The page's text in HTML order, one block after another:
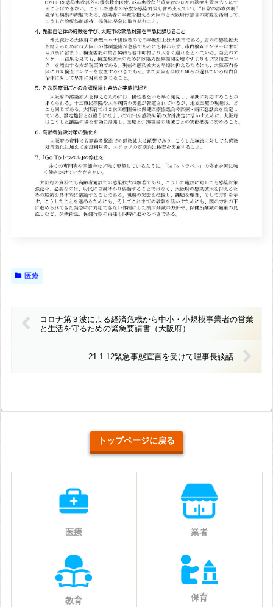
医療
コロナ第３波による経済危機から中小・小規模事業者の営業
と生活を守るための緊急要請書（大阪府）
21.1.12緊急事態宣言を受けて理事長談話
トップページに戻る
医療 業者
教育 保育